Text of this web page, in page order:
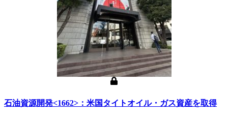
石油資源開発<1662>：米国タイトオイル・ガス資産を取得